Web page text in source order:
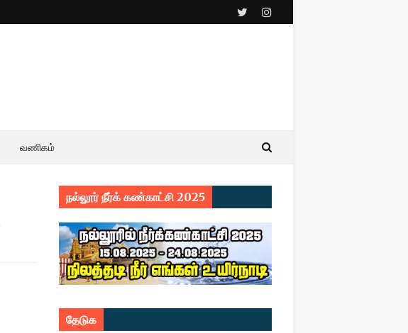
வணிகம்
நல்லூர் நீர்க் கண்காட்சி 2025
தேடுக